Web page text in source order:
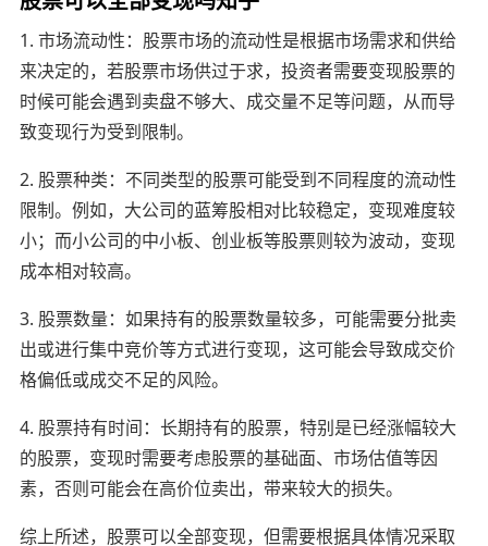
1. 市场流动性：股票市场的流动性是根据市场需求和供给
来决定的，若股票市场供过于求，投资者需要变现股票的
时候可能会遇到卖盘不够大、成交量不足等问题，从而导
致变现行为受到限制。
2. 股票种类：不同类型的股票可能受到不同程度的流动性
限制。例如，大公司的蓝筹股相对比较稳定，变现难度较
小；而小公司的中小板、创业板等股票则较为波动，变现
成本相对较高。
3. 股票数量：如果持有的股票数量较多，可能需要分批卖
出或进行集中竞价等方式进行变现，这可能会导致成交价
格偏低或成交不足的风险。
4. 股票持有时间：长期持有的股票，特别是已经涨幅较大
的股票，变现时需要考虑股票的基础面、市场估值等因
素，否则可能会在高价位卖出，带来较大的损失。
综上所述，股票可以全部变现，但需要根据具体情况采取